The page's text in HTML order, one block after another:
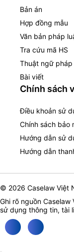
Bản án
Hợp đồng mẫu
Văn bản pháp
Tra cứu mã HS
Thuật ngữ pháp
Bài viết
Chính sách
Điều khoản sử
Chính sách bảo
Hướng dẫn sử
Hướng dẫn
© 2026 Caselaw Việt
Ghi rõ nguồn Caselaw
sử dụng thông tin, tài